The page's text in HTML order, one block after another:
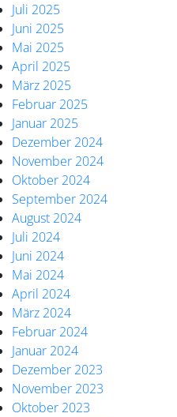
Juli 2025
Juni 2025
Mai 2025
April 2025
März 2025
Februar 2025
Januar 2025
Dezember 2024
November 2024
Oktober 2024
September 2024
August 2024
Juli 2024
Juni 2024
Mai 2024
April 2024
März 2024
Februar 2024
Januar 2024
Dezember 2023
November 2023
Oktober 2023